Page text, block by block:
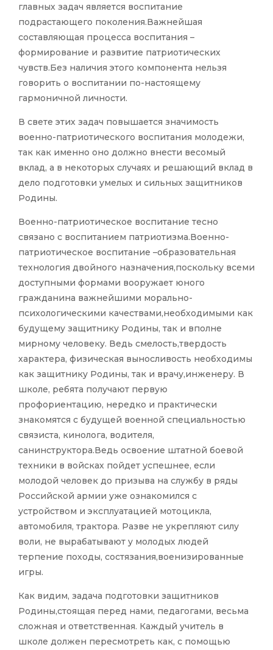
главных задач является воспитание
подрастающего поколения.Важнейшая
составляющая процесса воспитания –
формирование и развитие патриотических
чувств.Без наличия этого компонента нельзя
говорить о воспитании по-настоящему
гармоничной личности.
В свете этих задач повышается значимость
военно-патриотического воспитания молодежи,
так как именно оно должно внести весомый
вклад, а в некоторых случаях и решающий вклад в
дело подготовки умелых и сильных защитников
Родины.
Военно-патриотическое воспитание тесно
связано с воспитанием патриотизма.Военно-
патриотическое воспитание –образовательная
технология двойного назначения,поскольку всеми
доступными формами вооружает юного
гражданина важнейшими морально-
психологическими качествами,необходимыми как
будущему защитнику Родины, так и вполне
мирному человеку. Ведь смелость,твердость
характера, физическая выносливость необходимы
как защитнику Родины, так и врачу,инженеру. В
школе, ребята получают первую
профориентацию, нередко и практически
знакомятся с будущей военной специальностью
связиста, кинолога, водителя,
санинструктора.Ведь освоение штатной боевой
техники в войсках пойдет успешнее, если
молодой человек до призыва на службу в ряды
Российской армии уже ознакомился с
устройством и эксплуатацией мотоцикла,
автомобиля, трактора. Разве не укрепляют силу
воли, не вырабатывают у молодых людей
терпение походы, состязания,военизированные
игры.
Как видим, задача подготовки защитников
Родины,стоящая перед нами, педагогами, весьма
сложная и ответственная. Каждый учитель в
школе должен пересмотреть как, с помощью